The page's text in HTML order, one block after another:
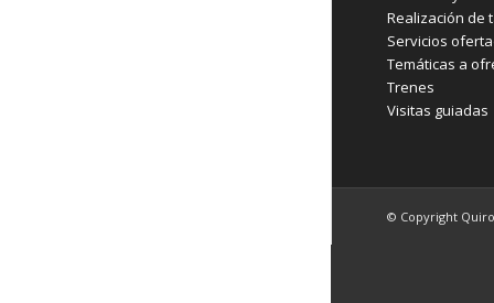
Realización de
Servicios
Temáticas a
Trenes
Visitas guiadas
© Copyright